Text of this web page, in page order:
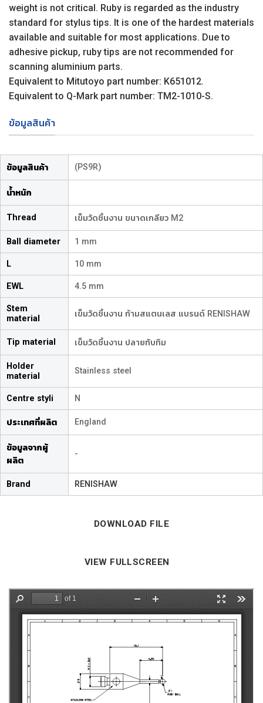
weight is not critical. Ruby is regarded as the industry
standard for stylus tips. It is one of the hardest materials
available and suitable for most applications. Due to
adhesive pickup, ruby tips are not recommended for
scanning aluminium parts.
Equivalent to Mitutoyo part number: K651012.
Equivalent to Q-Mark part number: TM2-1010-S.
ข้อมูลสินค้า
ข้อมูลสินค้า (PS9R)
น้ำหนัก
Thread เข็มวัดชิ้นงาน ขนาดเกลียว M2
Ball diameter 1 mm
L 10 mm
EWL 4.5 mm
Stem
material
เข็มวัดชิ้นงาน ก้ามสแตนเลส แบรนด์ RENISHAW
Tip material เข็มวัดชิ้นงาน ปลายทับทิม
Holder
material
Stainless steel
Centre styli N
ประเทศที่ผลิต England
ข้อมูลจากผู้
ผลิต
-
Brand RENISHAW
DOWNLOAD FILE
VIEW FULLSCREEN